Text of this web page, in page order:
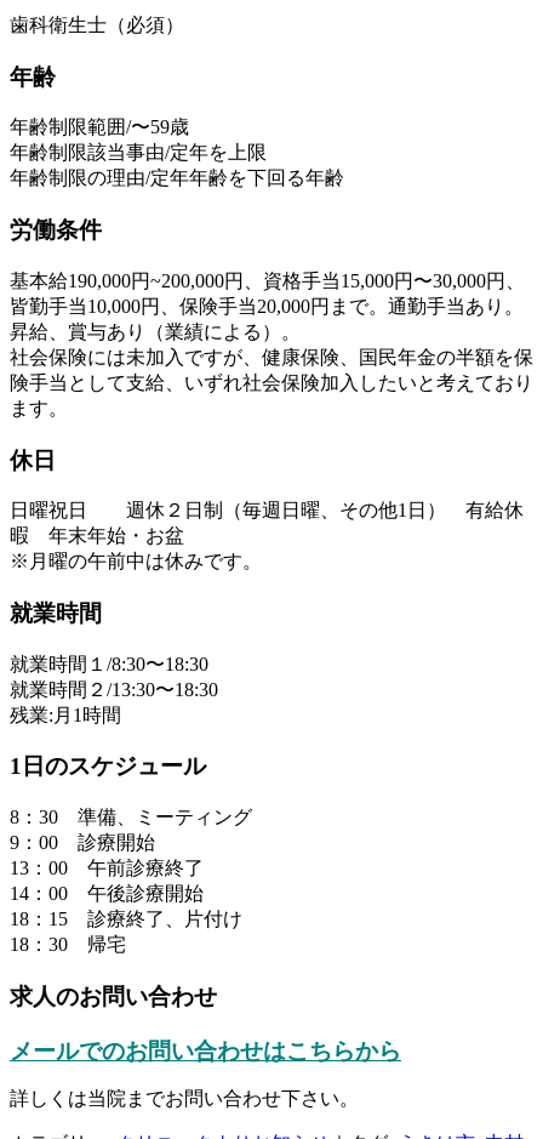
歯科衛生士（必須）
年齢
年齢制限範囲/〜59歳
年齢制限該当事由/定年を上限
年齢制限の理由/定年年齢を下回る年齢
労働条件
基本給190,000円~200,000円、資格手当15,000円〜30,000円、
皆勤手当10,000円、保険手当20,000円まで。通勤手当あり。
昇給、賞与あり（業績による）。
社会保険には未加入ですが、健康保険、国民年金の半額を保
険手当として支給、いずれ社会保険加入したいと考えており
ます。
休日
日曜祝日 週休２日制（毎週日曜、その他1日） 有給休
暇 年末年始・お盆
※月曜の午前中は休みです。
就業時間
就業時間１/8:30〜18:30
就業時間２/13:30〜18:30
残業:月1時間
1⽇のスケジュール
8：30 準備、ミーティング
9：00 診療開始
13：00 午前診療終了
14：00 午後診療開始
18：15 診療終了、⽚付け
18：30 帰宅
求人のお問い合わせ
メールでのお問い合わせはこちらから
詳しくは当院までお問い合わせ下さい。